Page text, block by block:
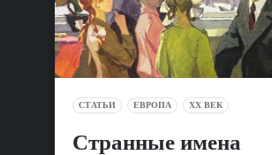
СТАТЬИ ЕВРОПА XX ВЕК
Cтранные имена